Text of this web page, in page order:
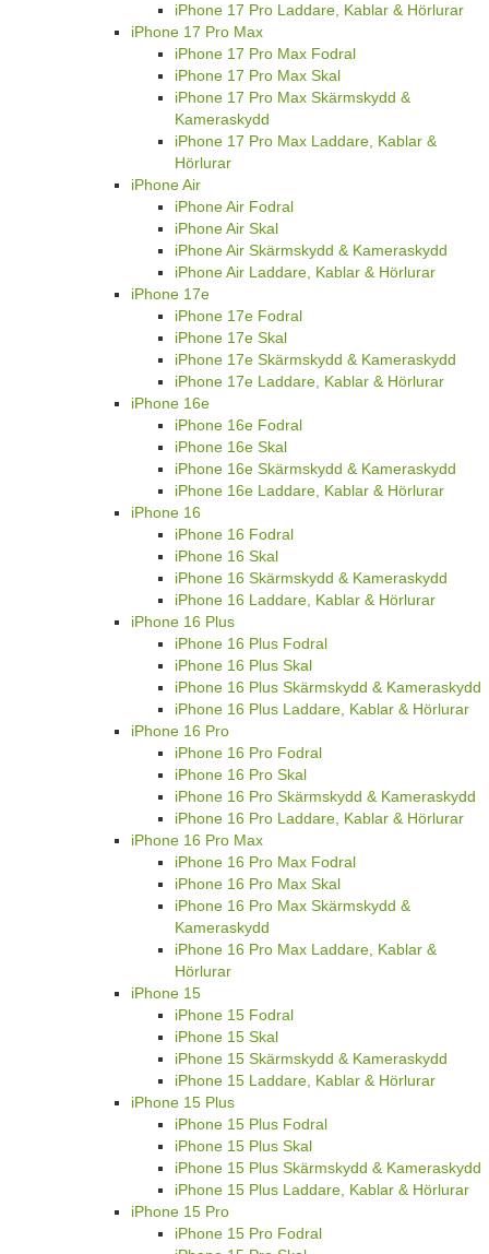
iPhone 17 Pro Laddare, Kablar & Hörlurar
iPhone 17 Pro Max
iPhone 17 Pro Max Fodral
iPhone 17 Pro Max Skal
iPhone 17 Pro Max Skärmskydd &
Kameraskydd
iPhone 17 Pro Max Laddare, Kablar &
Hörlurar
iPhone Air
iPhone Air Fodral
iPhone Air Skal
iPhone Air Skärmskydd & Kameraskydd
iPhone Air Laddare, Kablar & Hörlurar
iPhone 17e
iPhone 17e Fodral
iPhone 17e Skal
iPhone 17e Skärmskydd & Kameraskydd
iPhone 17e Laddare, Kablar & Hörlurar
iPhone 16e
iPhone 16e Fodral
iPhone 16e Skal
iPhone 16e Skärmskydd & Kameraskydd
iPhone 16e Laddare, Kablar & Hörlurar
iPhone 16
iPhone 16 Fodral
iPhone 16 Skal
iPhone 16 Skärmskydd & Kameraskydd
iPhone 16 Laddare, Kablar & Hörlurar
iPhone 16 Plus
iPhone 16 Plus Fodral
iPhone 16 Plus Skal
iPhone 16 Plus Skärmskydd & Kameraskydd
iPhone 16 Plus Laddare, Kablar & Hörlurar
iPhone 16 Pro
iPhone 16 Pro Fodral
iPhone 16 Pro Skal
iPhone 16 Pro Skärmskydd & Kameraskydd
iPhone 16 Pro Laddare, Kablar & Hörlurar
iPhone 16 Pro Max
iPhone 16 Pro Max Fodral
iPhone 16 Pro Max Skal
iPhone 16 Pro Max Skärmskydd &
Kameraskydd
iPhone 16 Pro Max Laddare, Kablar &
Hörlurar
iPhone 15
iPhone 15 Fodral
iPhone 15 Skal
iPhone 15 Skärmskydd & Kameraskydd
iPhone 15 Laddare, Kablar & Hörlurar
iPhone 15 Plus
iPhone 15 Plus Fodral
iPhone 15 Plus Skal
iPhone 15 Plus Skärmskydd & Kameraskydd
iPhone 15 Plus Laddare, Kablar & Hörlurar
iPhone 15 Pro
iPhone 15 Pro Fodral